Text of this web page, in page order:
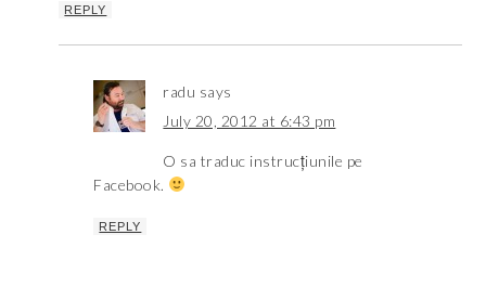
REPLY
radu says
July 20, 2012 at 6:43 pm
O sa traduc instrucțiunile pe
Facebook.
REPLY